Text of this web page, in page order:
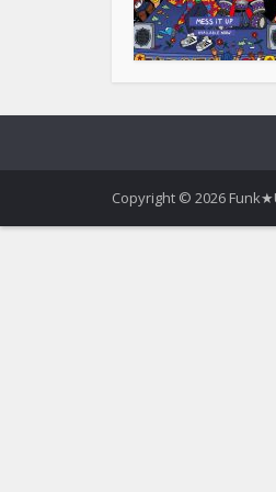
Copyright © 2026